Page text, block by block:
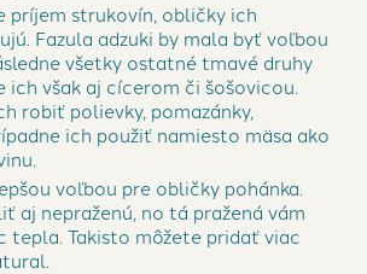
príjem strukovín, obličky ich
Fazula adzuki by mala byť voľbou
všetky ostatné tmavé druhy
ich však aj cícerom či šošovicou.
robiť polievky, pomazánky,
ich použiť namiesto mäsa ako
voľbou pre obličky pohánka.
aj nepraženú, no tá pražená vám
tepla. Takisto môžete pridať viac